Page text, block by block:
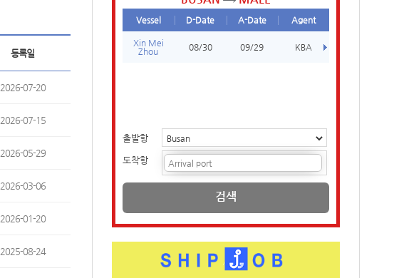
등록일
2026-07-20
2026-07-15
2026-05-29
2026-03-06
2026-01-20
2025-08-24
Vessel D-Date A-Date Agent
Xin Mei
Zhou
08/30 09/29 KBA
출발항
도착항
검색